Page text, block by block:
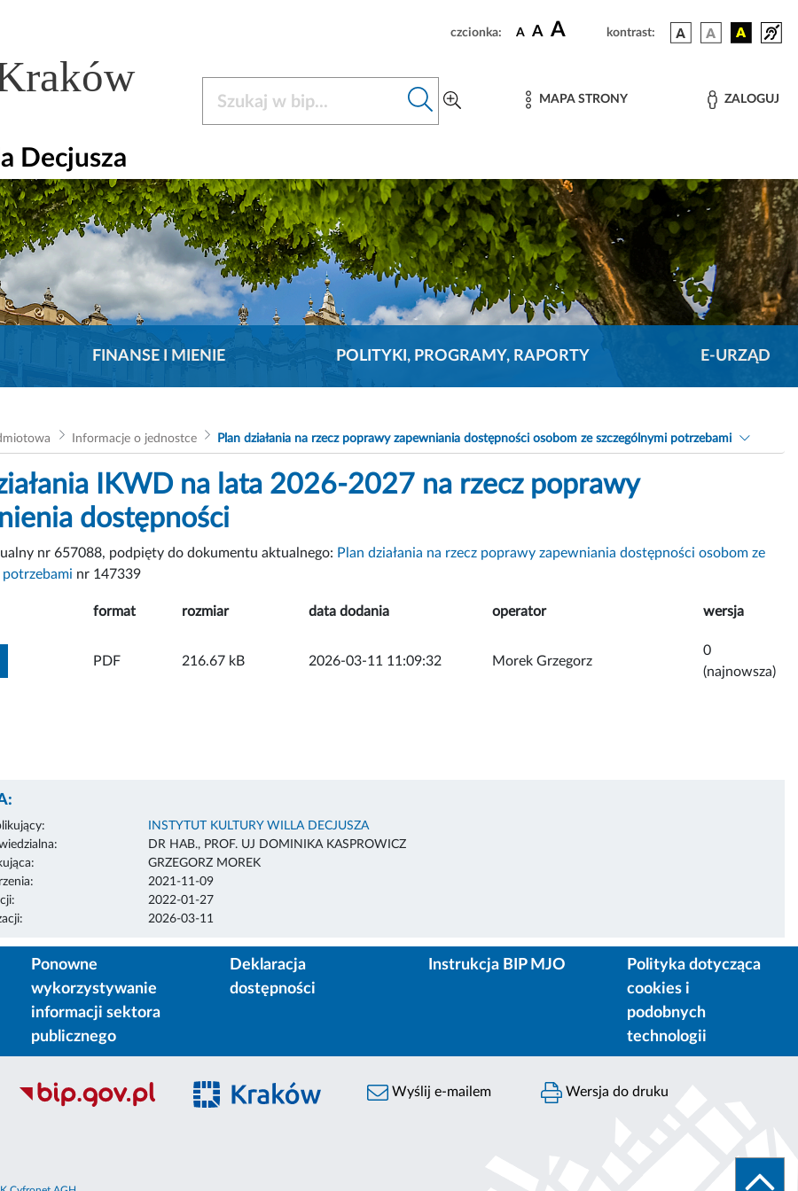
czcionka: A A A kontrast:
MAPA STRONY ZALOGUJ
Decjusza
FINANSE I MIENIE POLITYKI, PROGRAMY, RAPORTY E-URZĄD
Informacje o jednostce Plan działania na rzecz poprawy zapewniania dostępności osobom ze szczególnymi potrzebami
IKWD na lata 2026-2027 na rzecz poprawy
dostępności
nr 657088, podpięty do dokumentu aktualnego: Plan działania na rzecz poprawy zapewniania dostępności osobom ze
potrzebami nr 147339
format rozmiar data dodania operator wersja
ZAŁĄCZNIK
PDF 216.67 kB 2026-03-11 11:09:32 Morek Grzegorz
0
(najnowsza)
INSTYTUT KULTURY WILLA DECJUSZA
DR HAB., PROF. UJ DOMINIKA KASPROWICZ
GRZEGORZ MOREK
2021-11-09
2022-01-27
2026-03-11
Ponowne
wykorzystywanie
informacji sektora
publicznego
Deklaracja
dostępności
Instrukcja BIP MJO
Polityka dotycząca
cookies i
podobnych
technologii
Wyślij e-mailem Wersja do druku